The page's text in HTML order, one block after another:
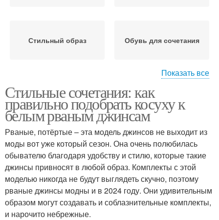
Стильный образ Обувь для сочетания
Одежды для сочетания Стиль для сочетания
Показать все
Стильные сочетания: как
правильно подобрать косуху к
белым рваным джинсам
Рваные, потёртые – эта модель джинсов не выходит из
моды вот уже который сезон. Она очень полюбилась
обывателю благодаря удобству и стилю, которые такие
джинсы привносят в любой образ. Комплекты с этой
моделью никогда не будут выглядеть скучно, поэтому
рваные джинсы модны и в 2024 году. Они удивительным
образом могут создавать и соблазнительные комплекты,
и нарочито небрежные.